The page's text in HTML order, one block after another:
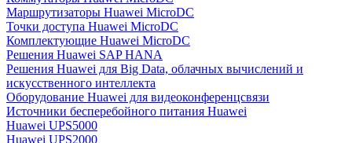
Маршрутизаторы Huawei MicroDC
Точки доступа Huawei MicroDC
Комплектующие Huawei MicroDC
Решения Huawei SAP HANA
Решения Huawei для Big Data, облачных вычислений и
искусственного интеллекта
Оборудование Huawei для видеоконференцсвязи
Источники бесперебойного питания Huawei
Huawei UPS5000
Huawei UPS2000